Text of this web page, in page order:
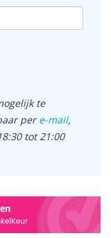
te
pere-mail,
tot 21:00